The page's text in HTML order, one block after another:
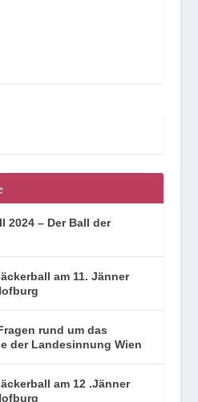
2024 – Der Ball der
am 11. Jänner
rund um das
der Landesinnung Wien
am 12 .Jänner